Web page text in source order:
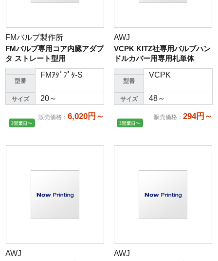
FMバルブ製作所
FMバルブ専用コア内臓アダプ
タ ストレート型用
型番
FMｱﾀﾞﾌﾟﾀ-S
サイズ 20～
販売価格 ： 6,020円～
AWJ
VCPK KITZ社専用バルブハン
ドルカバー用専用札単体
型番
VCPK
サイズ 48～
販売価格 ： 294円～
AWJ
AWJ